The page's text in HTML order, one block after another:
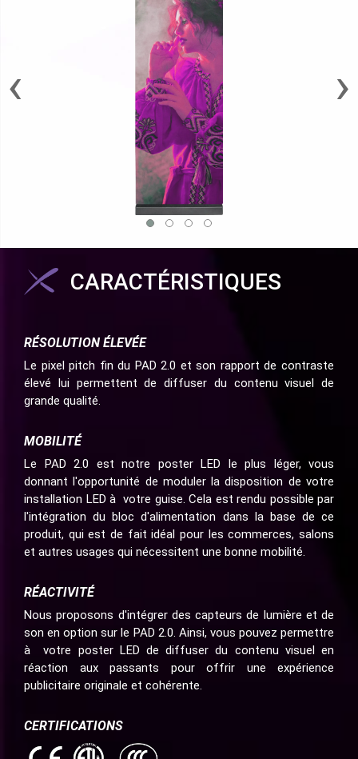
‹ ›
CARACTÉRISTIQUES
RÉSOLUTION ÉLEVÉE
Le pixel pitch fin du PAD 2.0 et son rapport de contraste
élevé lui permettent de diffuser du contenu visuel de
grande qualité.
MOBILITÉ
Le PAD 2.0 est notre poster LED le plus léger, vous
donnant l'opportunité de moduler la disposition de votre
installation LED à votre guise. Cela est rendu possible par
l'intégration du bloc d'alimentation dans la base de ce
produit, qui est de fait idéal pour les commerces, salons
et autres usages qui nécessitent une bonne mobilité.
RÉACTIVITÉ
Nous proposons d'intégrer des capteurs de lumière et de
son en option sur le PAD 2.0. Ainsi, vous pouvez permettre
à votre poster LED de diffuser du contenu visuel en
réaction aux passants pour offrir une expérience
publicitaire originale et cohérente.
CERTIFICATIONS